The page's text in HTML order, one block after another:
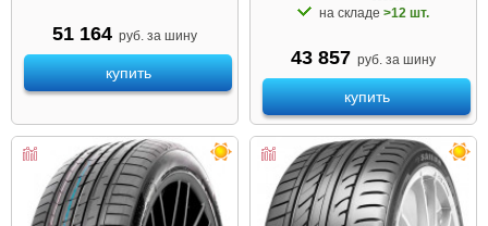
51 164 руб. за шину
купить
на складе >12 шт.
43 857 руб. за шину
купить